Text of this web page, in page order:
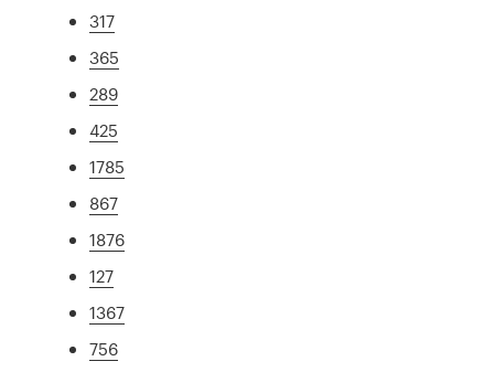
317
365
289
425
1785
867
1876
127
1367
756